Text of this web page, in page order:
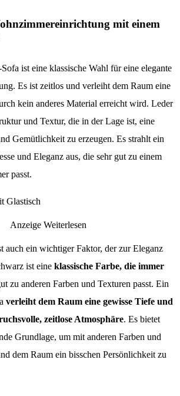
mit einem
ist eine klassische Wahl für eine elegante
Es ist zeitlos und verleiht dem Raum eine
kein anderes Material erreicht wird. Leder
und Textur, die in der Lage ist, eine
Gemütlichkeit zu erzeugen. Es strahlt ein
und Eleganz aus, die sehr gut zu einem
passt.
Anzeige Weiterlesen
auch ein wichtiger Faktor, der zur Eleganz
ist eine klassische Farbe, die immer
zu anderen Farben und Texturen passt. Ein
verleiht dem Raum eine gewisse Tiefe und
zeitlose Atmosphäre. Es bietet
Grundlage, um mit anderen Farben und
dem Raum ein bisschen Persönlichkeit zu